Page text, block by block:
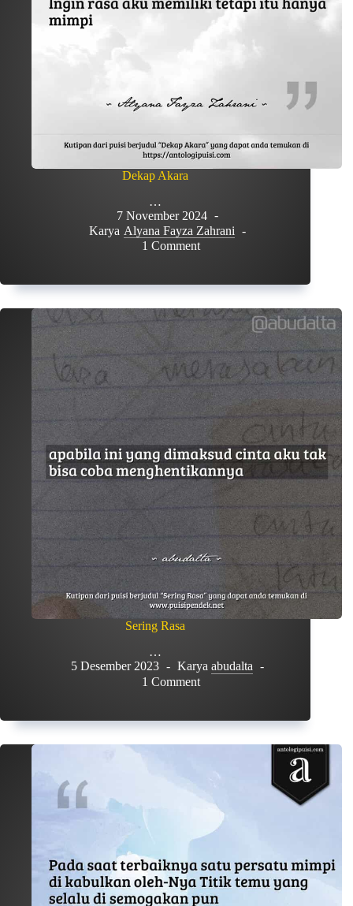
Dekap Akara
…
7 November 2024
Karya Alyana Fayza Zahrani
1 Comment
Sering Rasa
…
5 Desember 2023
Karya abudalta
1 Comment